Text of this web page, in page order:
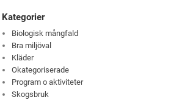
Kategorier
Biologisk mångfald
Bra miljöval
Kläder
Okategoriserade
Program o aktiviteter
Skogsbruk